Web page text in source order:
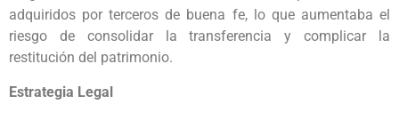
adquiridos por terceros de buena fe, lo que aumentaba el
riesgo de consolidar la transferencia y complicar la
restitución del patrimonio.
Estrategia Legal